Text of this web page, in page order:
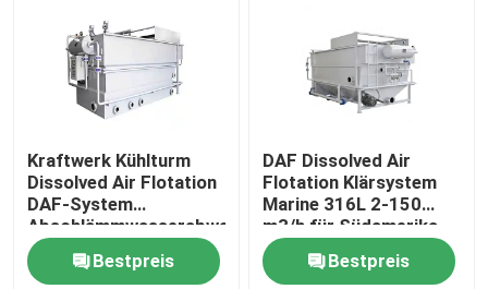
Kraftwerk Kühlturm
Dissolved Air Flotation
DAF-System
Abschlämmwasserabwasserbehandlung
2-150 m3/h Einheit
Bestpreis
DAF Dissolved Air
Flotation Klärsystem
Marine 316L 2-150
m3/h für Südamerika
Meerwasser RO-
Speisewasseraufbereitung
Bestpreis